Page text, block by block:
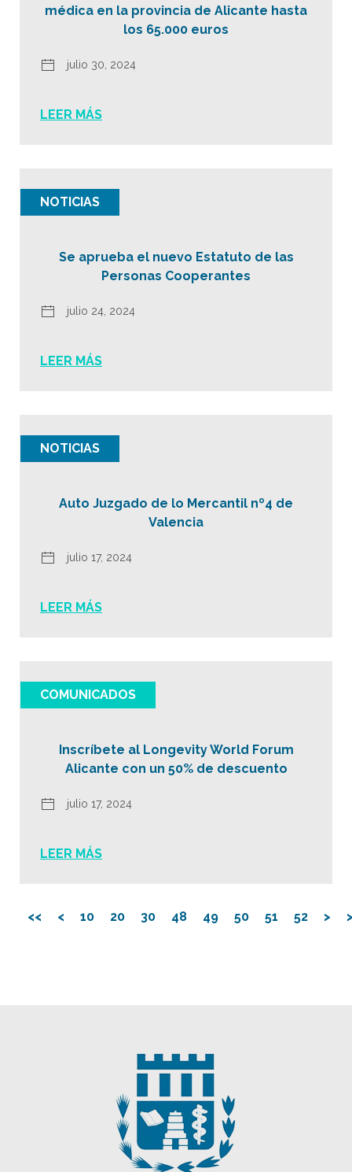
médica en la provincia de Alicante hasta
los 65.000 euros
julio 30, 2024
LEER MÁS
NOTICIAS
Se aprueba el nuevo Estatuto de las
Personas Cooperantes
julio 24, 2024
LEER MÁS
NOTICIAS
Auto Juzgado de lo Mercantil nº4 de
Valencia
julio 17, 2024
LEER MÁS
COMUNICADOS
Inscríbete al Longevity World Forum
Alicante con un 50% de descuento
julio 17, 2024
LEER MÁS
<< < 10 20 30 48 49 50 51 52 >